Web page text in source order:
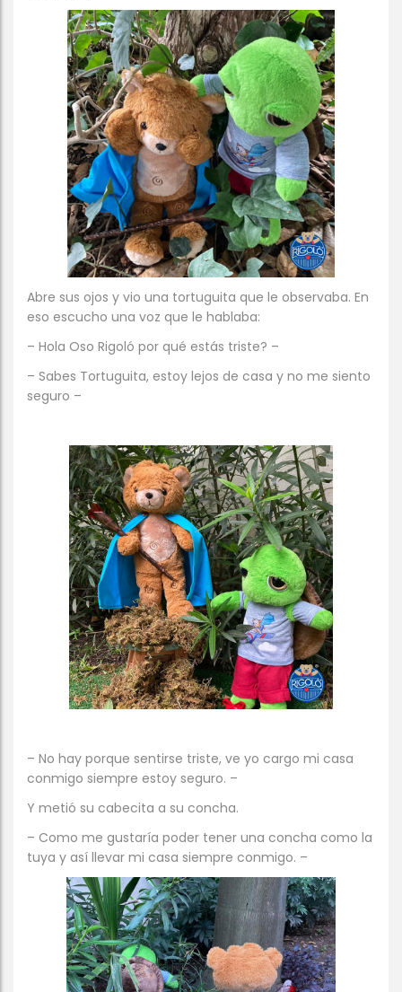
Abre sus ojos y vio una tortuguita que le observaba. En
eso escucho una voz que le hablaba:
– Hola Oso Rigoló por qué estás triste? –
– Sabes Tortuguita, estoy lejos de casa y no me siento
seguro –
– No hay porque sentirse triste, ve yo cargo mi casa
conmigo siempre estoy seguro. –
Y metió su cabecita a su concha.
– Como me gustaría poder tener una concha como la
tuya y así llevar mi casa siempre conmigo. –